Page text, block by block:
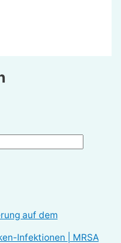
auf dem
Infektionen | MRSA